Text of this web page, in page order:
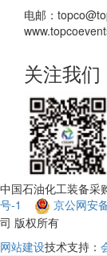
电邮：
关注我们
中国石油化工装备采
号-1
京公网安
司 版权所有
网站建设技术支持：